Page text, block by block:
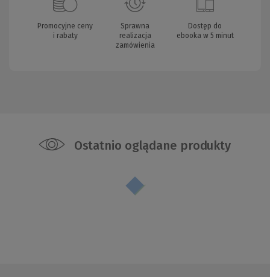
Promocyjne ceny
i rabaty
Sprawna
realizacja
zamówienia
Dostęp do
ebooka w 5 minut
Ostatnio oglądane produkty